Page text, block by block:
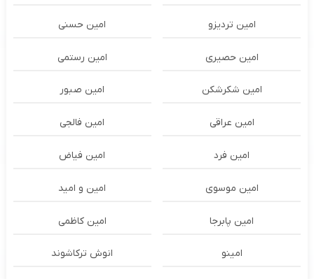
امین تردیزو امین حسنی
امین حصیری امین رستمی
امین شکرشکن امین صبور
امین عراقی امین فالجی
امین فرد امین فیاض
امین موسوی امین و امید
امین پابرجا امین کاظمی
امینو انوش ترکاشوند